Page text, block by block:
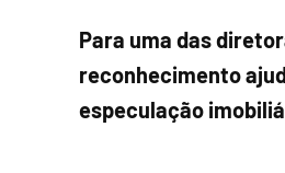
Para uma das
reconhecimento
especulação